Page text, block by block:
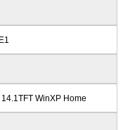
WinXP Home